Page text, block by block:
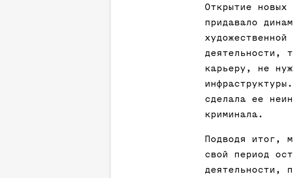
Открытие
придавало
деятельности,
карьеру, не
сделала ее
криминала.
Подводя итог,
свой период
деятельности,